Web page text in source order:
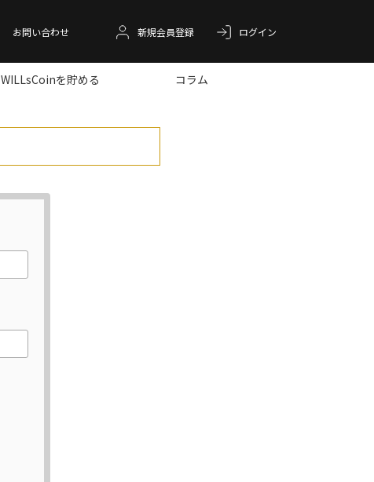
お問い合わせ 新規会員登録 ログイン
WILLsCoinを貯める コラム